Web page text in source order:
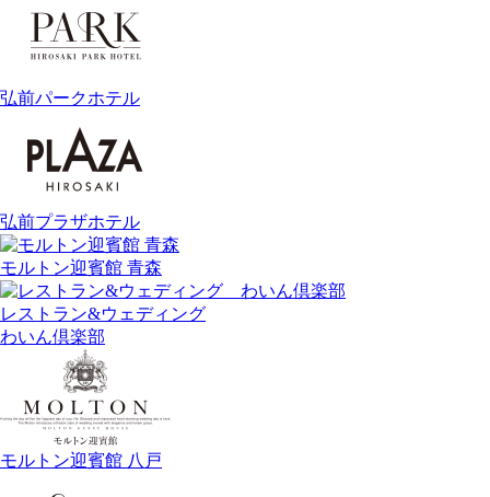
弘前パークホテル
弘前プラザホテル
モルトン迎賓館 青森
レストラン&ウェディング
わいん倶楽部
モルトン迎賓館 八戸